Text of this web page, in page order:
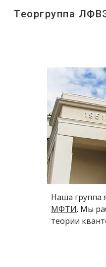
Теоргруппа
Наша группа
МФТИ. Мы
теории